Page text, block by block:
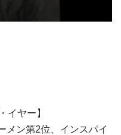
イヤー】
ン第2位、インスパイ